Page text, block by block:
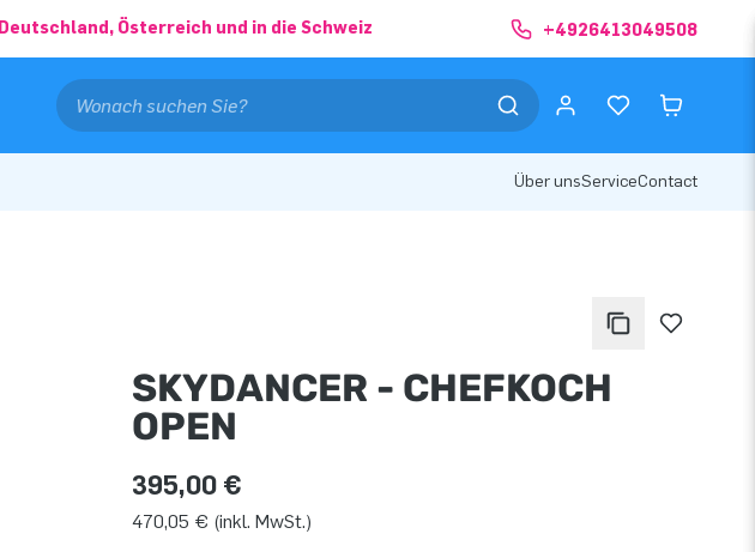
Deutschland, Österreich und in die Schweiz +4926413049508
Über unsServiceContact
SKYDANCER - CHEFKOCH
OPEN
395,00 €
470,05 € (inkl. MwSt.)